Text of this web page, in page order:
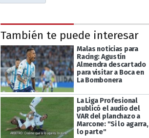
También te puede interesar
Malas noticias para
Racing: Agustín
Almendra descartado
para visitar a Boca en
La Bombonera
La Liga Profesional
publicó el audio del
VAR del planchazo a
Marcone: "Si lo agarra,
lo parte"